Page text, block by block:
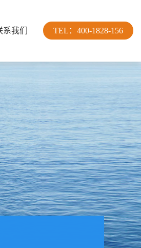
TEL：400-1828-156
系我们